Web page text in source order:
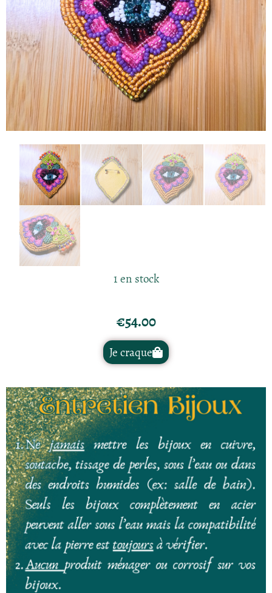
1 en stock
€54.00
Je craque